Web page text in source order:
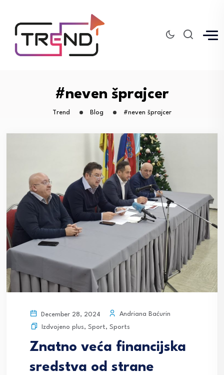
#neven šprajcer
Trend Blog #neven šprajcer
December 28, 2024
Andriana Baćurin
Izdvojeno plus, Sport, Sports
Znatno veća financijska
sredstva od strane